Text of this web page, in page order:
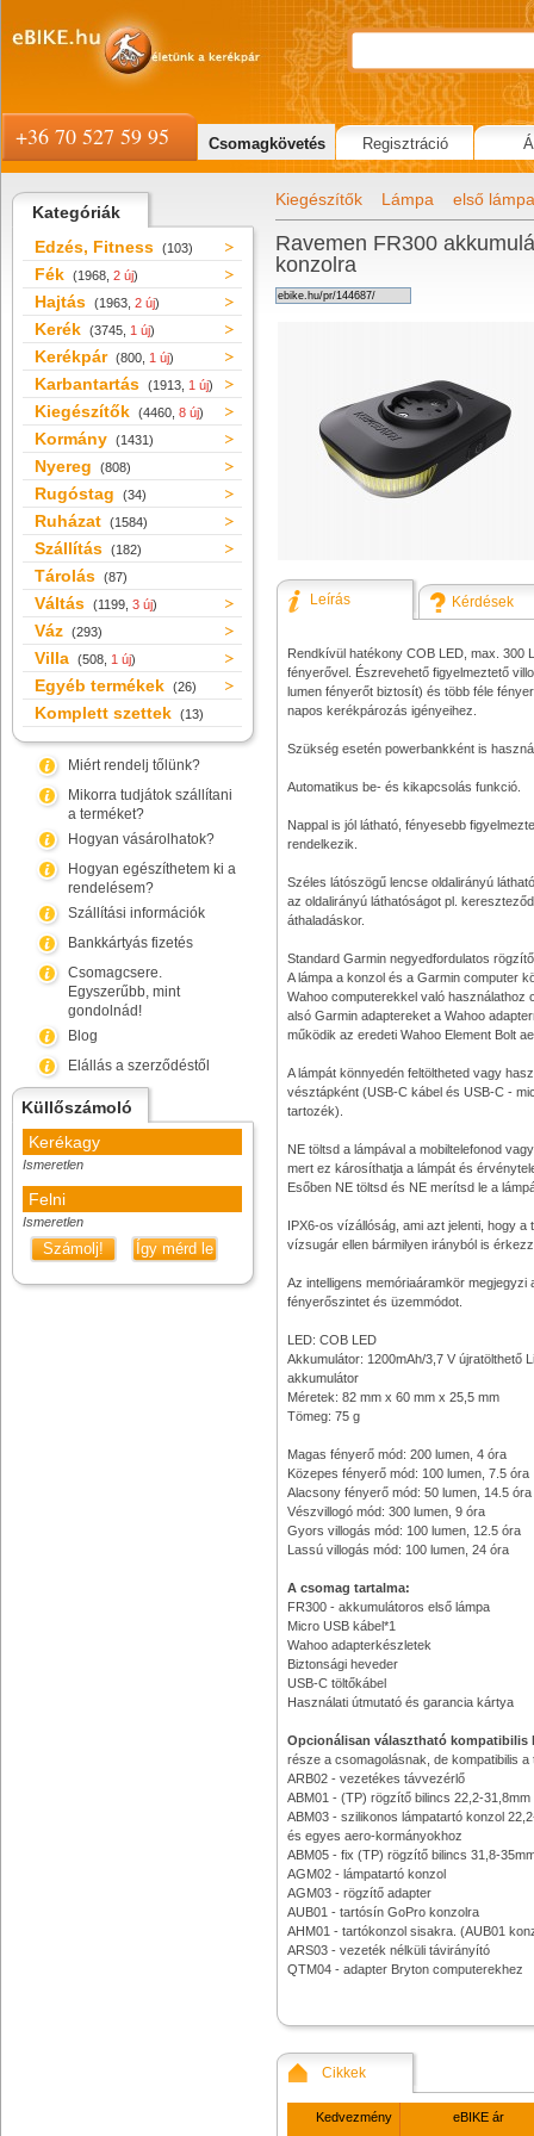
Kategóriák
Edzés, Fitness (103)
Fék (1968, 2 új)
Hajtás (1963, 2 új)
Kerék (3745, 1 új)
Kerékpár (800, 1 új)
Karbantartás (1913, 1 új)
Kiegészítők (4460, 8 új)
Kormány (1431)
Nyereg (808)
Rugóstag (34)
Ruházat (1584)
Szállítás (182)
Tárolás (87)
Váltás (1199, 3 új)
Váz (293)
Villa (508, 1 új)
Egyéb termékek (26)
Komplett szettek (13)
Miért rendelj tőlünk?
Mikorra tudjátok szállítani
a terméket?
Hogyan vásárolhatok?
Hogyan egészíthetem ki a
rendelésem?
Szállítási információk
Bankkártyás fizetés
Csomagcsere.
Egyszerűbb, mint
gondolnád!
Blog
Elállás a szerződéstől
Küllőszámoló
Kerékagy
Ismeretlen
Felni
Ismeretlen
Számolj! Így mérd le
Kiegészítők Lámpa első lámpa
Ravemen FR300
konzolra
Leírás Kérdések
Rendkívül hatékony COB LED, max. 300
fényerővel. Észrevehető figyelmeztető
lumen fényerőt biztosít) és több féle
napos kerékpározás igényeihez.
Szükség esetén powerbankként is
Automatikus be- és kikapcsolás funkció.
Nappal is jól látható, fényesebb
rendelkezik.
Széles látószögű lencse oldalirányú
az oldalirányú láthatóságot pl.
áthaladáskor.
Standard Garmin negyedfordulatos
A lámpa a konzol és a Garmin computer
Wahoo computerekkel való használathoz
alsó Garmin adaptereket a Wahoo
működik az eredeti Wahoo Element Bolt
A lámpát könnyedén feltöltheted vagy
vésztápként (USB-C kábel és USB-C -
tartozék).
NE töltsd a lámpával a mobiltelefonod
mert ez károsíthatja a lámpát és
Esőben NE töltsd és NE merítsd le a
IPX6-os vízállóság, ami azt jelenti, hogy a
vízsugár ellen bármilyen irányból is
Az intelligens memóriaáramkör megjegyzi
fényerőszintet és üzemmódot.
LED: COB LED
Akkumulátor: 1200mAh/3,7 V újratölthető
akkumulátor
Méretek: 82 mm x 60 mm x 25,5 mm
Tömeg: 75 g
Magas fényerő mód: 200 lumen, 4 óra
Közepes fényerő mód: 100 lumen, 7.5 óra
Alacsony fényerő mód: 50 lumen, 14.5 óra
Vészvillogó mód: 300 lumen, 9 óra
Gyors villogás mód: 100 lumen, 12.5 óra
Lassú villogás mód: 100 lumen, 24 óra
A csomag tartalma:
FR300 - akkumulátoros első lámpa
Micro USB kábel*1
Wahoo adapterkészletek
Biztonsági heveder
USB-C töltőkábel
Használati útmutató és garancia kártya
Opcionálisan választható kompatibilis
része a csomagolásnak, de kompatibilis a
ARB02 - vezetékes távvezérlő
ABM01 - (TP) rögzítő bilincs 22,2-31,8mm
ABM03 - szilikonos lámpatartó konzol
és egyes aero-kormányokhoz
ABM05 - fix (TP) rögzítő bilincs 31,8-
AGM02 - lámpatartó konzol
AGM03 - rögzítő adapter
AUB01 - tartósín GoPro konzolra
AHM01 - tartókonzol sisakra. (AUB01
ARS03 - vezeték nélküli távirányító
QTM04 - adapter Bryton computerekhez
Cikkek
Kedvezmény eBIKE ár
+36 70 527 59 95 Csomagkövetés Regisztráció